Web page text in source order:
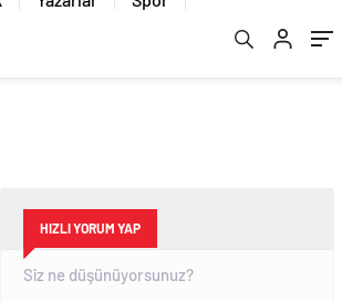
HIZLI YORUM YAP